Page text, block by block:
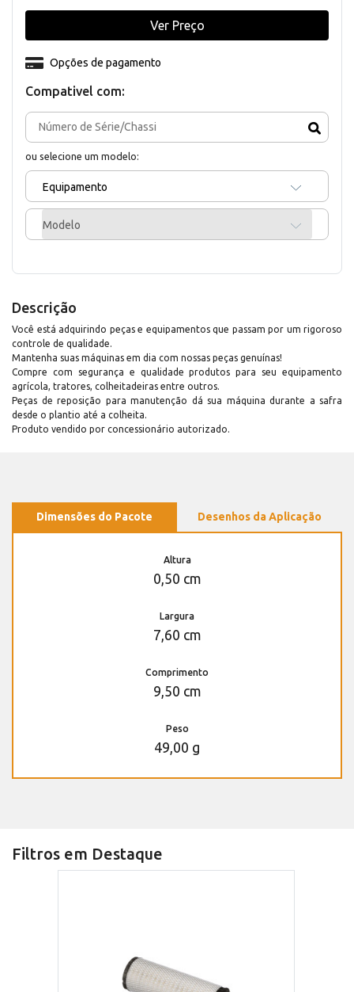
Compativel com:
ou selecione um modelo:
Equipamento
Modelo
Opções de pagamento
Ver Preço
Descrição
Você está adquirindo peças e equipamentos que passam por um rigoroso
controle de qualidade.
Mantenha suas máquinas em dia com nossas peças genuínas!
Compre com segurança e qualidade produtos para seu equipamento
agrícola, tratores, colheitadeiras entre outros.
Peças de reposição para manutenção dá sua máquina durante a safra
desde o plantio até a colheita.
Produto vendido por concessionário autorizado.
Dimensões do Pacote Desenhos da Aplicação
Altura
0,50 cm
Largura
7,60 cm
Comprimento
9,50 cm
Peso
49,00 g
Filtros em Destaque